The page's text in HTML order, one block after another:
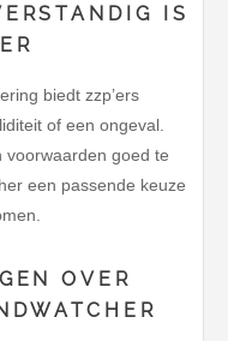
IS
biedt zzp’ers
of een ongeval.
voorwaarden goed te
een passende keuze
OVER